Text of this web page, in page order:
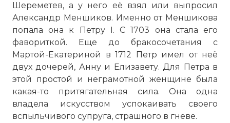
Шереметев, а у него её взял или выпросил
Александр Меншиков. Именно от Меншикова
попала она к Петру I. С 1703 она стала его
фавориткой. Еще до бракосочетания с
Мартой-Екатериной в 1712 Петр имел от неё
двух дочерей, Анну и Елизавету. Для Петра в
этой простой и неграмотной женщине была
какая-то притягательная сила. Она одна
владела искусством успокаивать своего
вспыльчивого супруга, страшного в гневе.